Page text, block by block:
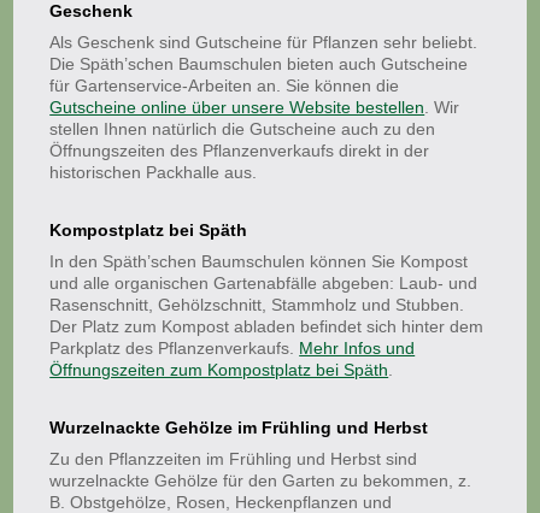
Geschenk
Als Geschenk sind Gutscheine für Pflanzen sehr beliebt.
Die Späth’schen Baumschulen bieten auch Gutscheine
für Gartenservice-Arbeiten an. Sie können die
Gutscheine online über unsere Website bestellen . Wir
stellen Ihnen natürlich die Gutscheine auch zu den
Öffnungszeiten des Pflanzenverkaufs direkt in der
historischen Packhalle aus.
Kompostplatz bei Späth
In den Späth’schen Baumschulen können Sie Kompost
und alle organischen Gartenabfälle abgeben: Laub- und
Rasenschnitt, Gehölzschnitt, Stammholz und Stubben.
Der Platz zum Kompost abladen befindet sich hinter dem
Parkplatz des Pflanzenverkaufs. Mehr Infos und
Öffnungszeiten zum Kompostplatz bei Späth
Wurzelnackte Gehölze im Frühling und Herbst
Zu den Pflanzzeiten im Frühling und Herbst sind
wurzelnackte Gehölze für den Garten zu bekommen, z.
B. Obstgehölze, Rosen, Heckenpflanzen und